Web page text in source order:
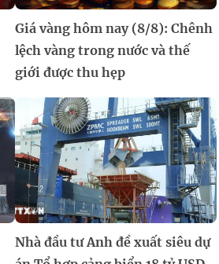
Giá vàng hôm nay (8/8): Chênh
lệch vàng trong nước và thế
giới được thu hẹp
Nhà đầu tư Anh đề xuất siêu dự